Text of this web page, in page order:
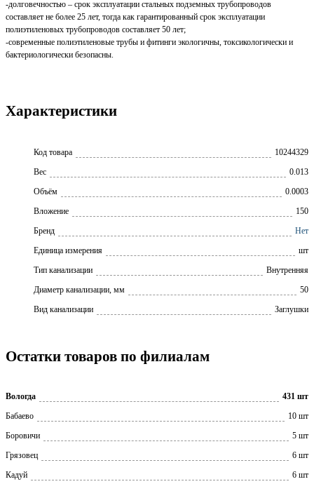
-долговечностью – срок эксплуатации стальных подземных трубопроводов
составляет не более 25 лет, тогда как гарантированный срок эксплуатации
полиэтиленовых трубопроводов составляет 50 лет;
-современные полиэтиленовые трубы и фитинги экологичны, токсикологически и
бактериологически безопасны.
Характеристики
Код товара
10244329
Вес
0.013
Объём
0.0003
Вложение
150
Бренд
Нет
Единица измерения
шт
Тип канализации
Внутренняя
Диаметр канализации, мм
50
Вид канализации
Заглушки
Остатки товаров по филиалам
Вологда
431 шт
Бабаево
10 шт
Боровичи
5 шт
Грязовец
6 шт
Кадуй
6 шт